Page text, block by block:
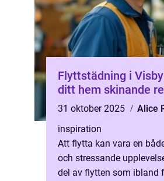
Flyttstädning i
ditt hem skinande
31 oktober 2025
Alice
inspiration
Att flytta kan vara en
och stressande
del av flytten som ibland